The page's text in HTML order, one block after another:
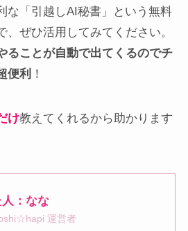
な「引越しAI秘書」という無料
、ぜひ活用してみてください。
ることが自動で出てくるのでチ
便利 ！
け教えてくれるから助かります
：なな
運営者